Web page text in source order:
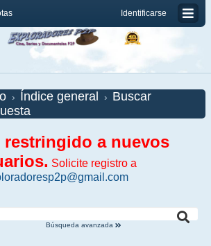
Identificarse
Índice general
Buscar
restringido a nuevos
Solicite registro a
Búsqueda avanzada